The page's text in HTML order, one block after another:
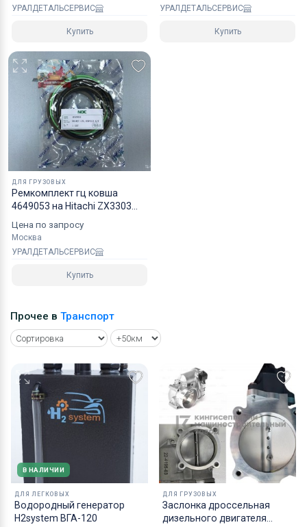
УРАЛДЕТАЛЬСЕРВИС
Купить
УРАЛДЕТАЛЬСЕРВИС
Купить
ДЛЯ ГРУЗОВЫХ
Ремкомплект гц ковша
4649053 на Hitachi ZX3303
NOK
Цена по запросу
Москва
УРАЛДЕТАЛЬСЕРВИС
Купить
Прочее в Транспорт
В НАЛИЧИИ
ДЛЯ ЛЕГКОВЫХ
Водородный генератор
H2system ВГА-120
ДЛЯ ГРУЗОВЫХ
Заслонка дроссельная
дизельного двигателя